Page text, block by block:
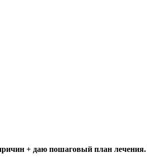
+ даю пошаговый план лечения.